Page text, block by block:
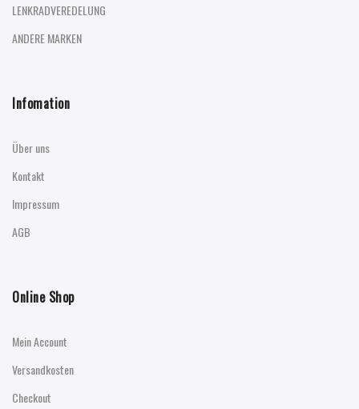
LENKRADVEREDELUNG
ANDERE MARKEN
Infomation
Über uns
Kontakt
Impressum
AGB
Online Shop
Mein Account
Versandkosten
Checkout